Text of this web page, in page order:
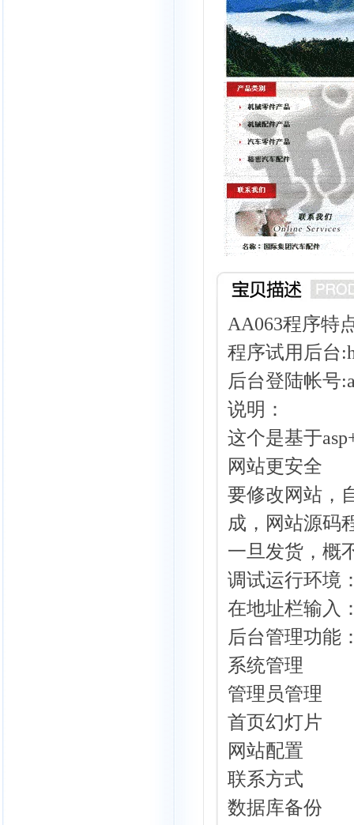
AA063程序特
程序试用后台
后台登陆帐号
说明：
这个是基于
网站更安全
要修改网站，
成，网站源码
一旦发货，概
调试运行环境
在地址栏输入
后台管理功能
系统管理
管理员管理
首页幻灯片
网站配置
联系方式
数据库备份